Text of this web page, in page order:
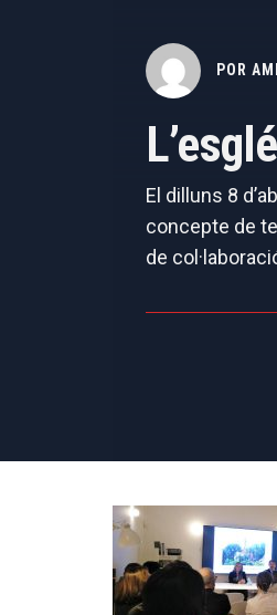
POR
El dilluns 8
concepte de
de